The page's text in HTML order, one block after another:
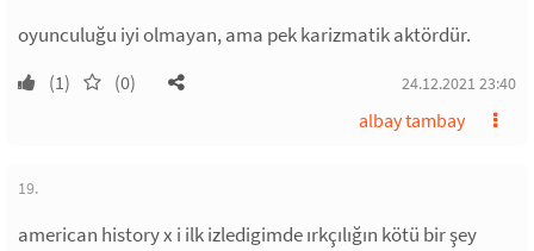
oyunculuğu iyi olmayan, ama pek karizmatik aktördür.
(1) (0) 24.12.2021 23:40
albay tambay
19.
american history x i ilk izledigimde ırkçılığın kötü bir şey